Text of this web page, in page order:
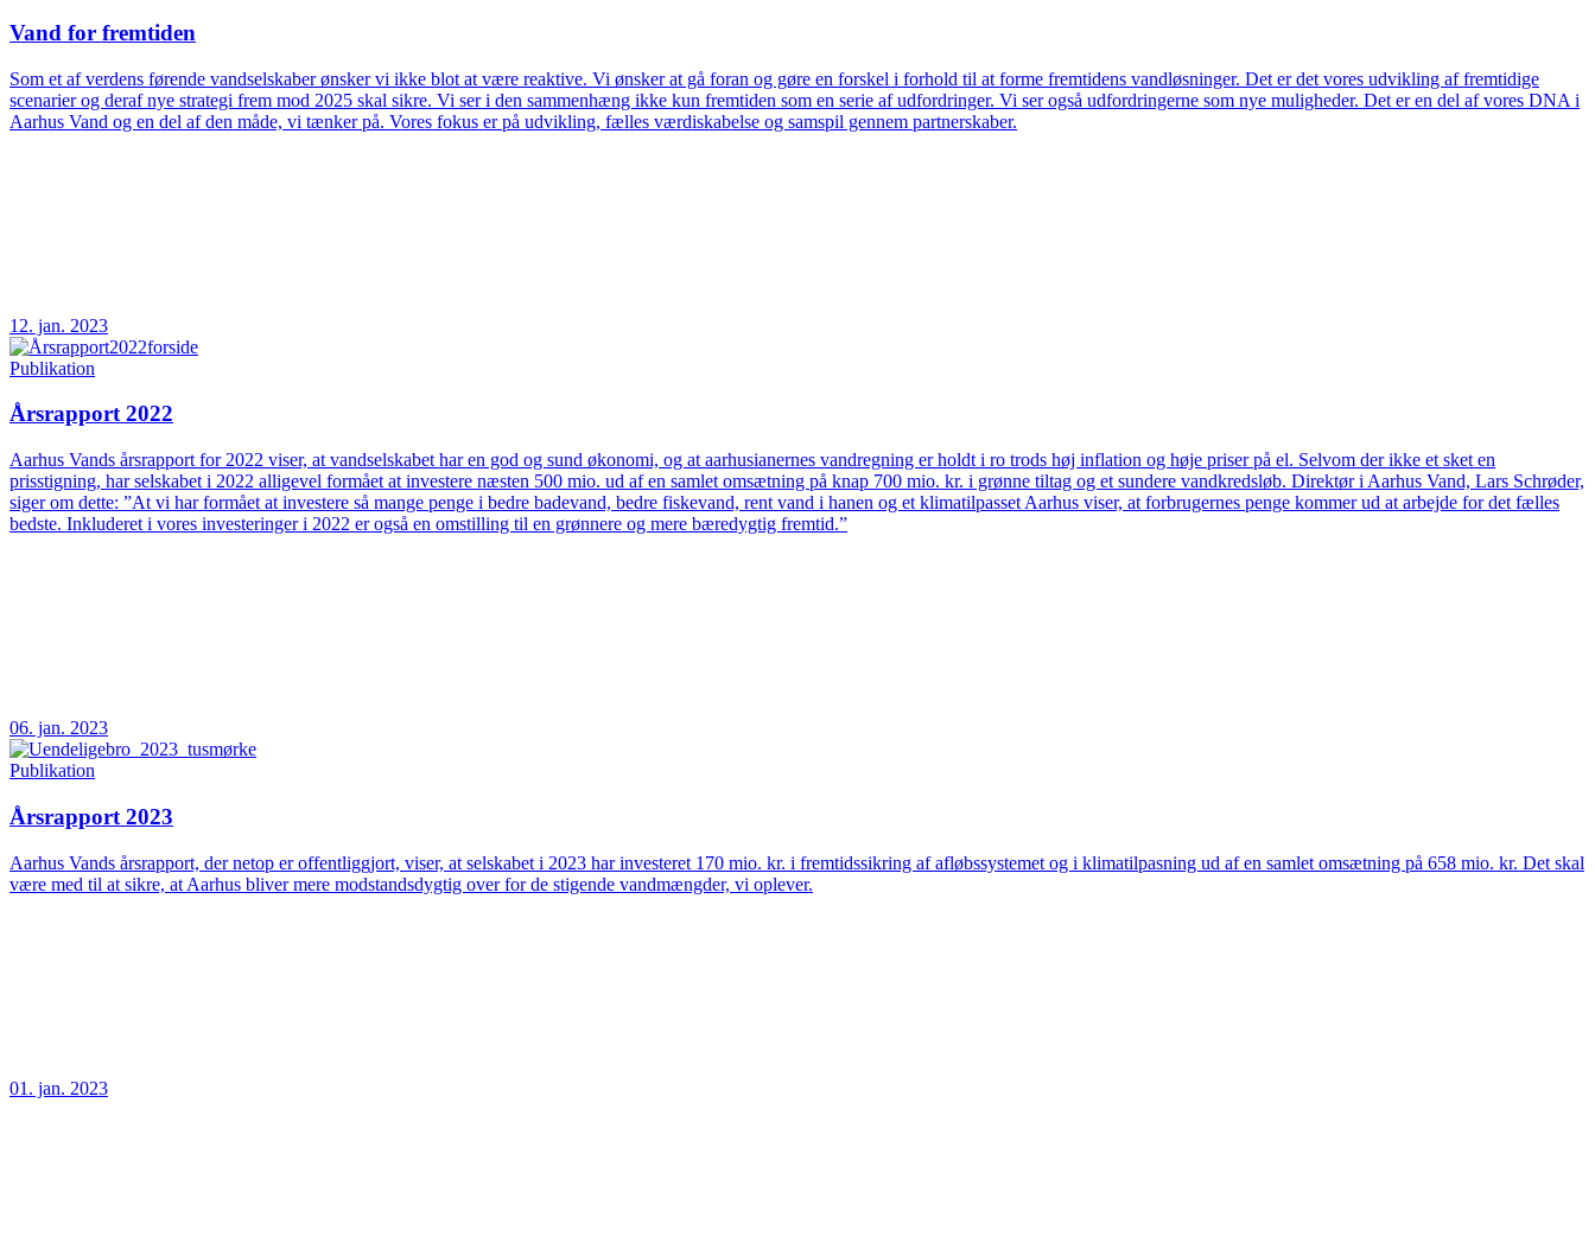
Vand for fremtiden
Som et af verdens førende vandselskaber ønsker vi ikke blot at være reaktive. Vi ønsker at gå foran og gøre en forskel i forhold til at forme fremtidens vandløsninger. Det er det vores udvikling af fremtidige
scenarier og deraf nye strategi frem mod 2025 skal sikre. Vi ser i den sammenhæng ikke kun fremtiden som en serie af udfordringer. Vi ser også udfordringerne som nye muligheder. Det er en del af vores DNA i
Aarhus Vand og en del af den måde, vi tænker på. Vores fokus er på udvikling, fælles værdiskabelse og samspil gennem partnerskaber.
12. jan. 2023
Publikation
Årsrapport 2022
Aarhus Vands årsrapport for 2022 viser, at vandselskabet har en god og sund økonomi, og at aarhusianernes vandregning er holdt i ro trods høj inflation og høje priser på el. Selvom der ikke et sket en
prisstigning, har selskabet i 2022 alligevel formået at investere næsten 500 mio. ud af en samlet omsætning på knap 700 mio. kr. i grønne tiltag og et sundere vandkredsløb. Direktør i Aarhus Vand, Lars Schrøder,
siger om dette: ”At vi har formået at investere så mange penge i bedre badevand, bedre fiskevand, rent vand i hanen og et klimatilpasset Aarhus viser, at forbrugernes penge kommer ud at arbejde for det fælles
bedste. Inkluderet i vores investeringer i 2022 er også en omstilling til en grønnere og mere bæredygtig fremtid.”
06. jan. 2023
Publikation
Årsrapport 2023
Aarhus Vands årsrapport, der netop er offentliggjort, viser, at selskabet i 2023 har investeret 170 mio. kr. i fremtidssikring af afløbssystemet og i klimatilpasning ud af en samlet omsætning på 658 mio. kr. Det skal
være med til at sikre, at Aarhus bliver mere modstandsdygtig over for de stigende vandmængder, vi oplever.
01. jan. 2023